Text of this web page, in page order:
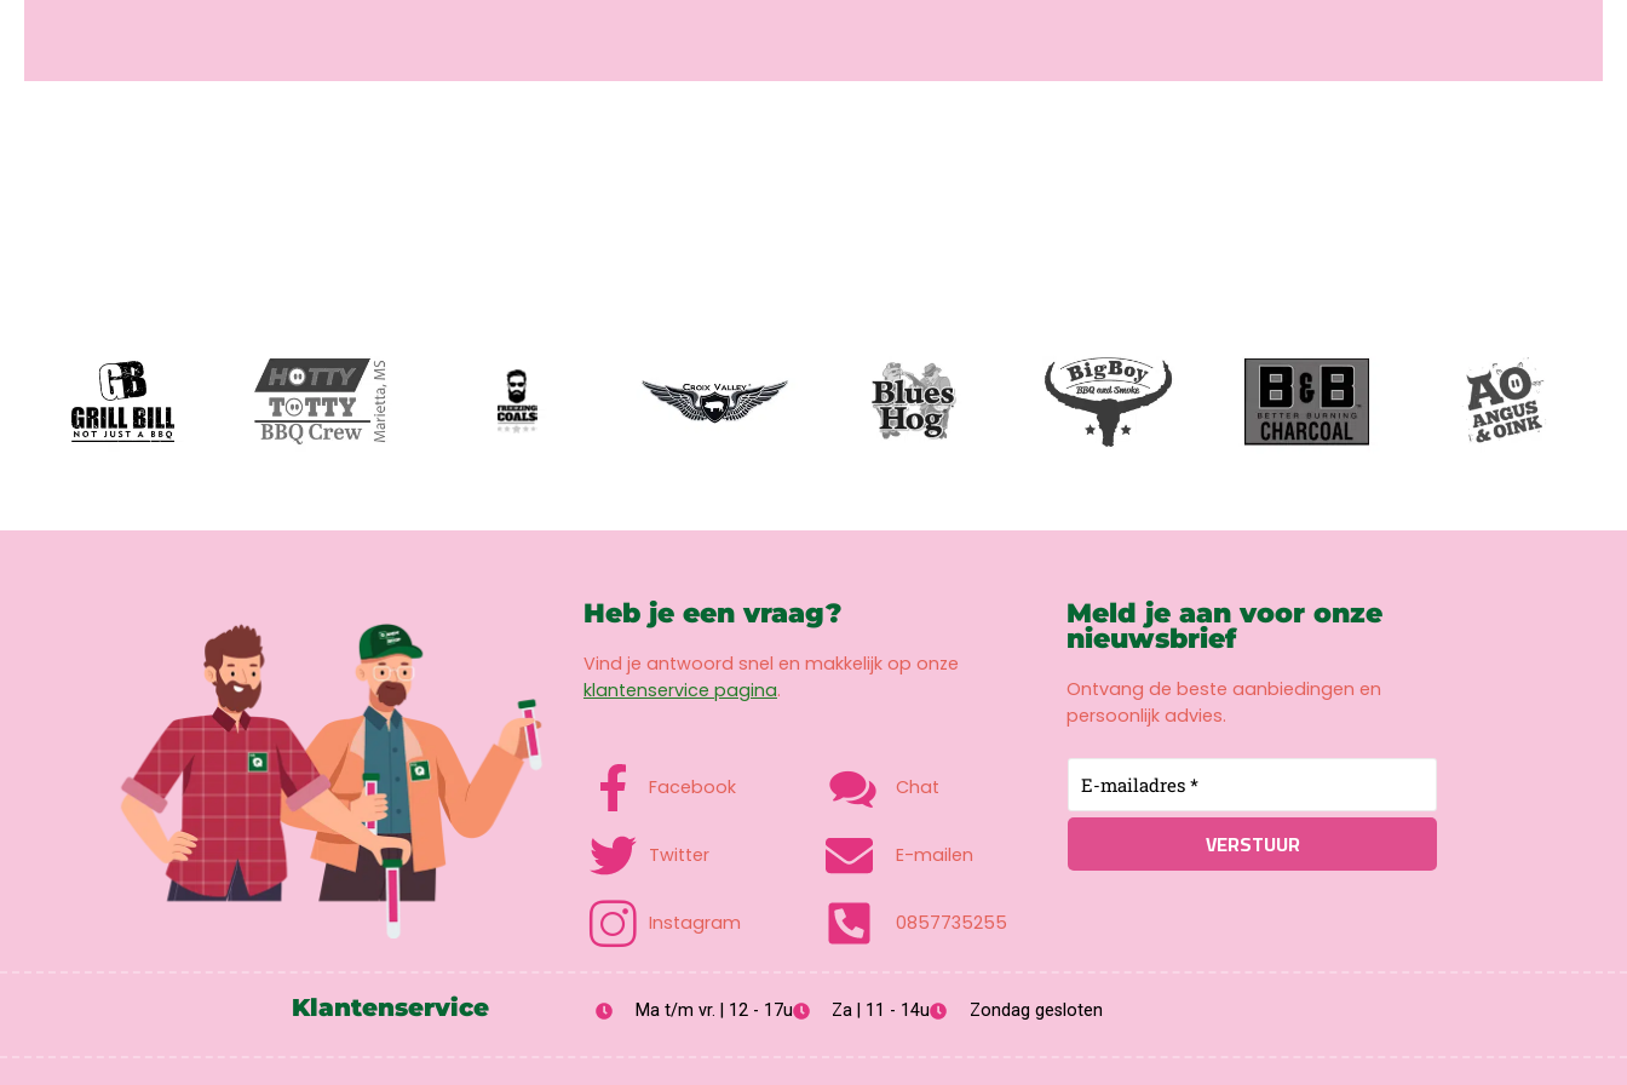
Heb je een vraag?
Vind je antwoord snel en makkelijk op onze
klantenservice pagina.
Facebook
Twitter
Instagram
Chat
E-mailen
0857735255
Meld je aan voor onze
nieuwsbrief
Ontvang de beste aanbiedingen en
persoonlijk advies.
Klantenservice Ma t/m vr. | 12 - 17u Za | 11 - 14u Zondag gesloten